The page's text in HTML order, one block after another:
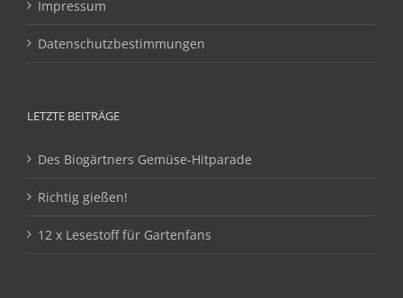
Impressum
Datenschutzbestimmungen
LETZTE BEITRÄGE
Des Biogärtners Gemüse-Hitparade
Richtig gießen!
12 x Lesestoff für Gartenfans